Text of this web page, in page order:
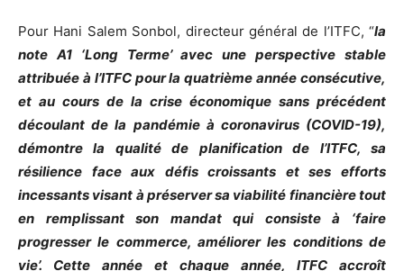
Pour Hani Salem Sonbol, directeur général de l’ITFC, “la
note A1 ‘Long Terme’ avec une perspective stable
attribuée à l’ITFC pour la quatrième année consécutive,
et au cours de la crise économique sans précédent
découlant de la pandémie à coronavirus (COVID-19),
démontre la qualité de planification de l’ITFC, sa
résilience face aux défis croissants et ses efforts
incessants visant à préserver sa viabilité financière tout
en remplissant son mandat qui consiste à ‘faire
progresser le commerce, améliorer les conditions de
vie’. Cette année et chaque année, ITFC accroît